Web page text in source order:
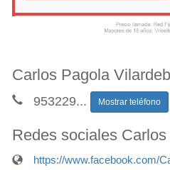
Carlos Pagola
953229... Mostrar teléfono
Redes sociales
https://www.facebook.com/